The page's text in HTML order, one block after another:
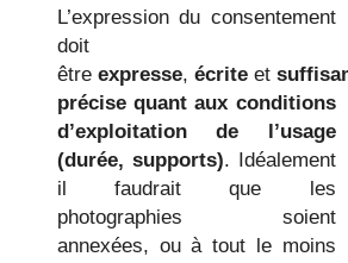
L’expression du consentement
doit
être expresse, écrite et
précise quant aux conditions
d’exploitation de l’usage
(durée, supports). Idéalement
il faudrait que les
photographies soient
annexées, ou à tout le moins